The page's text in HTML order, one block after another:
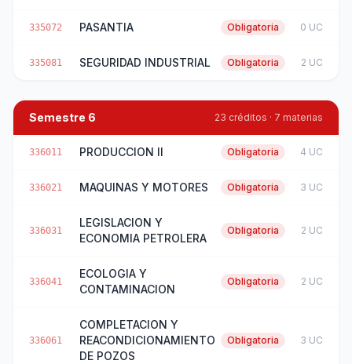
335072 PASANTIA Obligatoria 0 UC
335081 SEGURIDAD INDUSTRIAL Obligatoria 2 UC
Semestre 6 23 créditos · 7 materias
336011 PRODUCCION II Obligatoria 4 UC
336021 MAQUINAS Y MOTORES Obligatoria 3 UC
336031
LEGISLACION Y
ECONOMIA PETROLERA
Obligatoria 2 UC
336041
ECOLOGIA Y
CONTAMINACION
Obligatoria 2 UC
336061
COMPLETACION Y
REACONDICIONAMIENTO
DE POZOS
Obligatoria 3 UC